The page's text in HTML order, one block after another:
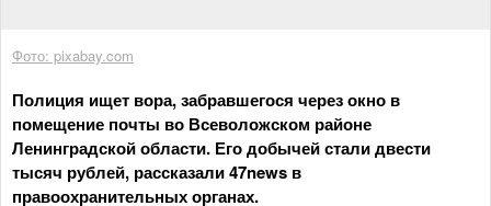
Фото: pixabay.com
Полиция ищет вора, забравшегося через окно в
помещение почты во Всеволожском районе
Ленинградской области. Его добычей стали двести
тысяч рублей, рассказали 47news в
правоохранительных органах.